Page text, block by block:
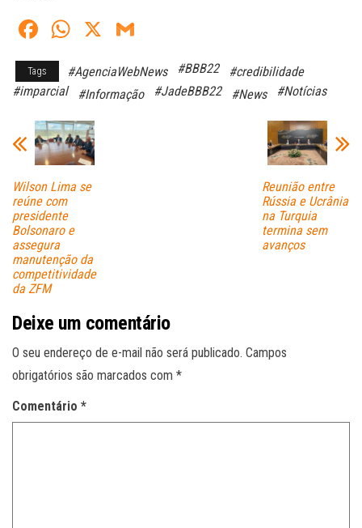
Fa
ce
bo
W
ts
A
pp
X
ail
Tags #AgenciaWebNews #BBB22
#credibilidade
#imparcial
#Informação #JadeBBB22 #News #Notícias
Wilson Lima se
reúne com
presidente
Bolsonaro e
assegura
manutenção da
competitividade
da ZFM
Reunião entre
Rússia e Ucrânia
na Turquia
termina sem
avanços
Deixe um comentário
O seu endereço de e-mail não será publicado. Campos
obrigatórios são marcados com *
Comentário *